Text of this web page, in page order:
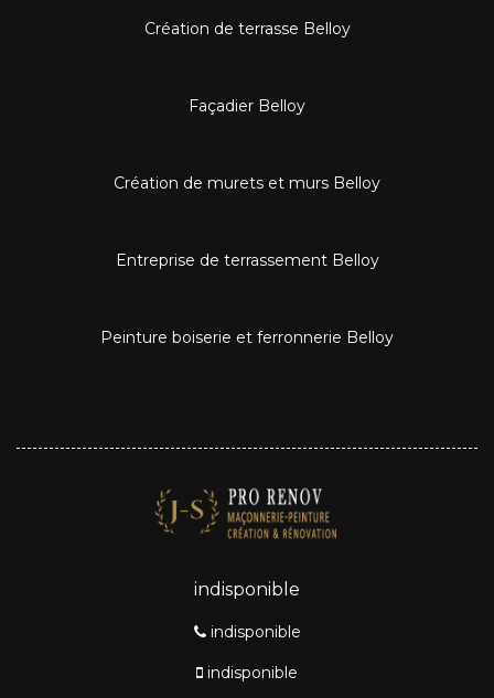
Création de terrasse Belloy
Façadier Belloy
Création de murets et murs Belloy
Entreprise de terrassement Belloy
Peinture boiserie et ferronnerie Belloy
indisponible
indisponible
indisponible